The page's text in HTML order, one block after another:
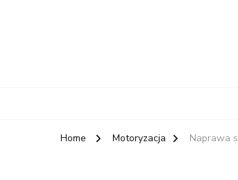
Home Motoryzacja Naprawa